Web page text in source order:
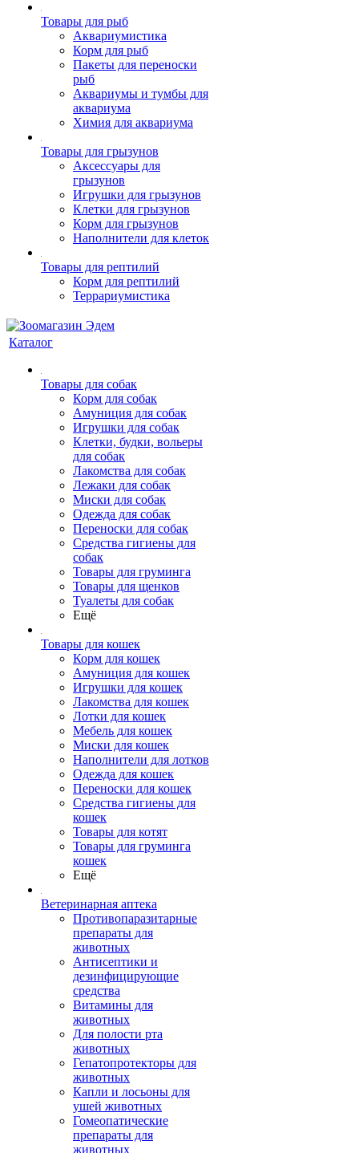
Товары для рыб
Аквариумистика
Корм для рыб
Пакеты для переноски
рыб
Аквариумы и тумбы для
аквариума
Химия для аквариума
Товары для грызунов
Аксессуары для
грызунов
Игрушки для грызунов
Клетки для грызунов
Корм для грызунов
Наполнители для клеток
Товары для рептилий
Корм для рептилий
Террариумистика
Каталог
Товары для собак
Корм для собак
Амуниция для собак
Игрушки для собак
Клетки, будки, вольеры
для собак
Лакомства для собак
Лежаки для собак
Миски для собак
Одежда для собак
Переноски для собак
Средства гигиены для
собак
Товары для груминга
Товары для щенков
Туалеты для собак
Ещё
Товары для кошек
Корм для кошек
Амуниция для кошек
Игрушки для кошек
Лакомства для кошек
Лотки для кошек
Мебель для кошек
Миски для кошек
Наполнители для лотков
Одежда для кошек
Переноски для кошек
Средства гигиены для
кошек
Товары для котят
Товары для груминга
кошек
Ещё
Ветеринарная аптека
Противопаразитарные
препараты для
животных
Антисептики и
дезинфицирующие
средства
Витамины для
животных
Для полости рта
животных
Гепатопротекторы для
животных
Капли и лосьоны для
ушей животных
Гомеопатические
препараты для
животных